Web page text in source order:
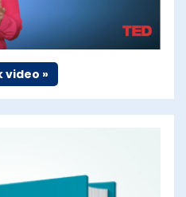
video »